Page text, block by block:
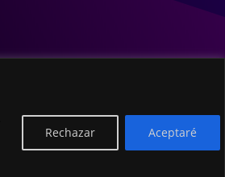
Rechazar Aceptaré